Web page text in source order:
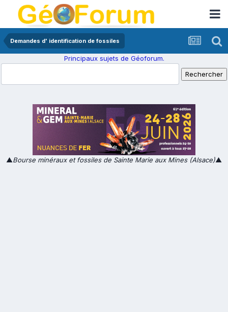
Demandes d' identification de fossiles
Principaux sujets de Géoforum.
▲Bourse minéraux et fossiles de Sainte Marie aux Mines (Alsace)▲